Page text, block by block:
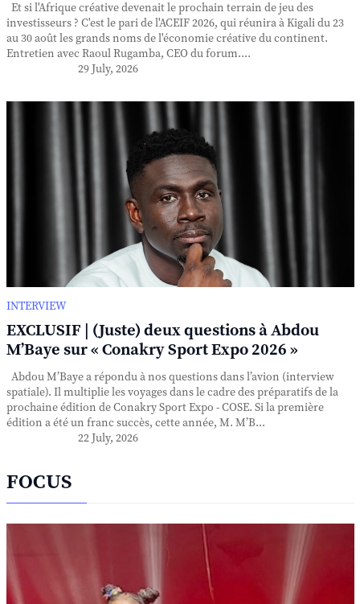
Et si l'Afrique créative devenait le prochain terrain de jeu des
investisseurs ? C'est le pari de l'ACEIF 2026, qui réunira à Kigali du 23
au 30 août les grands noms de l'économie créative du continent.
Entretien avec Raoul Rugamba, CEO du forum....
29 July, 2026
INTERVIEW
EXCLUSIF | (Juste) deux questions à Abdou
M’Baye sur « Conakry Sport Expo 2026 »
Abdou M’Baye a répondu à nos questions dans l’avion (interview
spatiale). Il multiplie les voyages dans le cadre des préparatifs de la
prochaine édition de Conakry Sport Expo - COSE. Si la première
édition a été un franc succès, cette année, M. M’B...
22 July, 2026
FOCUS